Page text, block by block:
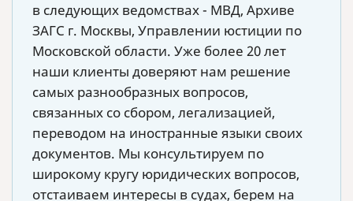
в следующих ведомствах - МВД, Архиве
ЗАГС г. Москвы, Управлении юстиции по
Московской области. Уже более 20 лет
наши клиенты доверяют нам решение
самых разнообразных вопросов,
связанных со сбором, легализацией,
переводом на иностранные языки своих
документов. Мы консультируем по
широкому кругу юридических вопросов,
отстаиваем интересы в судах, берем на